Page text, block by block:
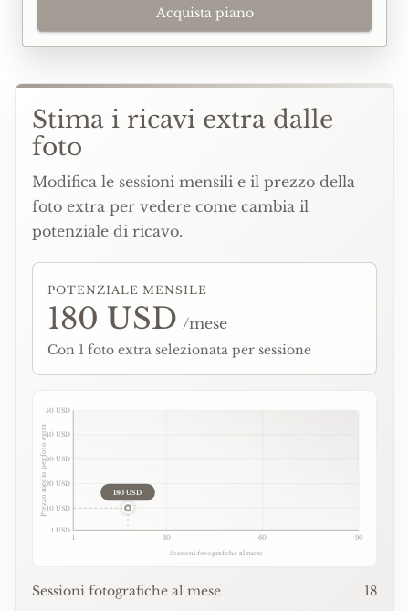
Acquista piano
Stima i ricavi extra dalle
foto
Modifica le sessioni mensili e il prezzo della
foto extra per vedere come cambia il
potenziale di ricavo.
POTENZIALE MENSILE
180 USD /mese
Con 1 foto extra selezionata per sessione
Sessioni fotografiche al mese 18
1 USD
10 USD
20 USD
30 USD
40 USD
50 USD
1 30 60 90
180 USD
Sessioni fotografiche al mese
Prezzo medio per foto extra